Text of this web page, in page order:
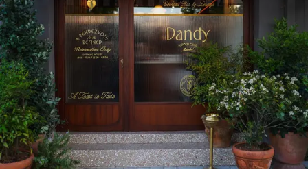
akşamlar, YAZ’ın sade lüks anlayışını gün batımından
geceye taşıyarak her hafta farklı bir deneyim sunuyor.